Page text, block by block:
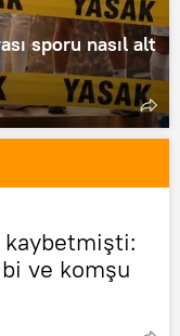
sporu nasıl alt
kaybetmişti:
ve komşu